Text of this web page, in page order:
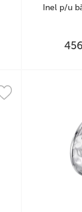
Inel p/u
456